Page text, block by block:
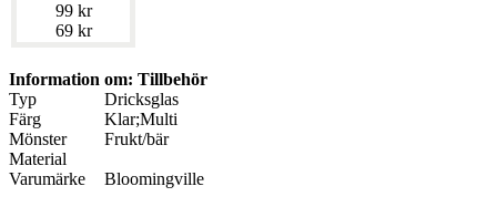
99 kr
69 kr
Information om: Tillbehör
Typ
Dricksglas
Färg
Klar;Multi
Mönster
Frukt/bär
Material
Varumärke
Bloomingville